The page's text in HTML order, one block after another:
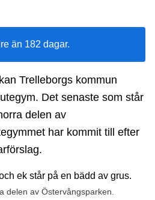
än 182 dagar.
Trelleborgs kommun
Det senaste som står
delen av
har kommit till efter
delen av Östervångsparken.